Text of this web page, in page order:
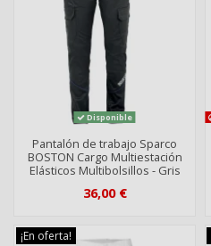
Disponible
Pantalón de trabajo Sparco
BOSTON Cargo Multiestación
Elásticos Multibolsillos - Gris
36,00 €
¡En oferta!